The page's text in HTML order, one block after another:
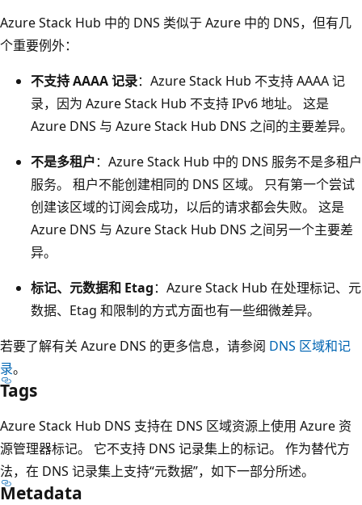
Azure Stack Hub 中的 DNS 类似于 Azure 中的 DNS，但有几
个重要例外：
不支持 AAAA 记录：Azure Stack Hub 不支持 AAAA 记
录，因为 Azure Stack Hub 不支持 IPv6 地址。 这是
Azure DNS 与 Azure Stack Hub DNS 之间的主要差异。
不是多租户：Azure Stack Hub 中的 DNS 服务不是多租户
服务。 租户不能创建相同的 DNS 区域。 只有第一个尝试
创建该区域的订阅会成功，以后的请求都会失败。 这是
Azure DNS 与 Azure Stack Hub DNS 之间另一个主要差
异。
标记、元数据和 Etag：Azure Stack Hub 在处理标记、元
数据、Etag 和限制的方式方面也有一些细微差异。
若要了解有关 Azure DNS 的更多信息，请参阅 DNS 区域和记
录。
Tags
Azure Stack Hub DNS 支持在 DNS 区域资源上使用 Azure 资
源管理器标记。 它不支持 DNS 记录集上的标记。 作为替代方
法，在 DNS 记录集上支持“元数据”，如下一部分所述。
Metadata